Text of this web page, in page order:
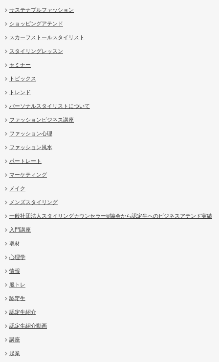
サステナブルファッション
ショッピングアテンド
スカーフストールスタイリスト
スタイリングレッスン
セミナー
トピックス
トレンド
パーソナルスタイリストについて
ファッションビジネス講座
ファッション心理
ファッション風水
ポートレート
マーケティング
メイク
メンズスタイリング
一般社団法人スタイリングカウンセラー®協会から認定生へのビジネスアテンド実績
入門講座
取材
心理学
情報
服トレ
認定生
認定生紹介
認定生紹介動画
講座
起業